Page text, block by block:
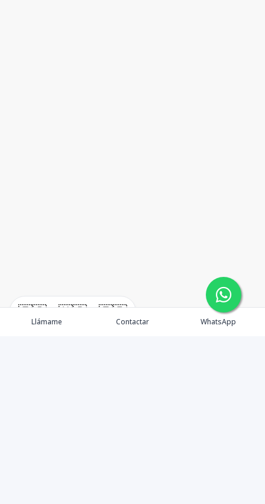
🇪🇸 🇺🇸 🇫🇷
Llámame Contactar WhatsApp